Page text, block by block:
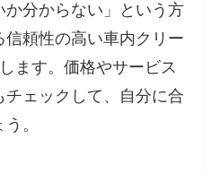
か分からない」という方
頼性の高い車内クリー
ます。価格やサービス
ェックして、自分に合
。